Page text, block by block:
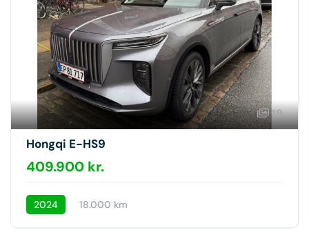
19
Hongqi E-HS9
409.900 kr.
2024 18.000 km